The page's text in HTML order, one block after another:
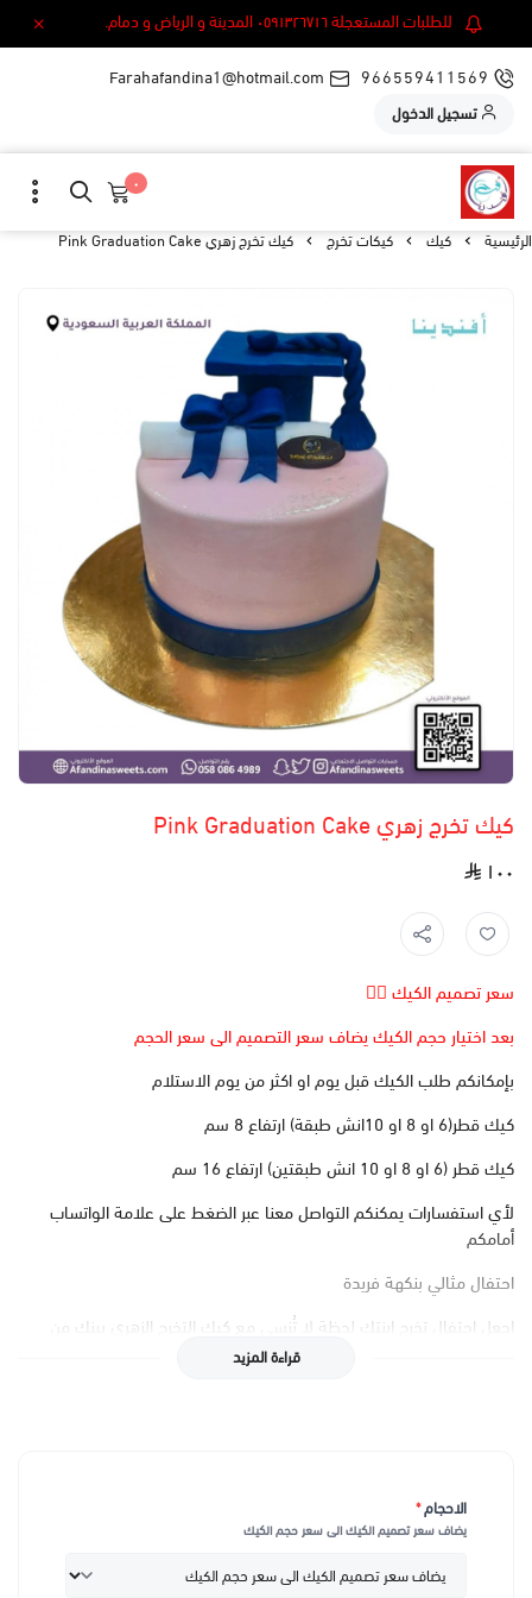
للطلبات المستعجلة ٠٥٩١٣٢٦٧١٦ المدينة و الرياض و دمام.
966559411569
Farahafandina1@hotmail.com
تسجيل الدخول
٠
الرئيسية كيك كيكات تخرج كيك تخرج زهري Pink Graduation Cake
كيك تخرج زهري Pink Graduation Cake
١٠٠
سعر تصميم الكيك 👆🏻
بعد اختيار حجم الكيك يضاف سعر التصميم الى سعر الحجم
بإمكانكم طلب الكيك قبل يوم او اكثر من يوم الاستلام
كيك قطر(6 او 8 او 10انش طبقة) ارتفاع 8 سم
كيك قطر (6 او 8 او 10 انش طبقتين) ارتفاع 16 سم
لأي استفسارات يمكنكم التواصل معنا عبر الضغط على علامة الواتساب
أمامكم
احتفال مثالي بنكهة فريدة
اجعل احتفال تخرج ابنتك لحظة لا تُنسى مع كيك التخرج الزهري بينك من
حلويات افندينا. نقدم لك كيك مصنوع بأجود المكونات الطبيعية، مغطى
في أي احتفال. يتميز بتصميم أنيق يتضمن تفاصيل دقيقة كقبعات التخرج
وألوان وردية ناعمة، مما يجعله مثالياً للاحتفالات الخاصة بالفتيات. كل
قطعة كيك مزينة بحب وعناية لتعكس الجمال والاحتفال بنجاح الغاليين.
قراءة المزيد
الاحجام*
يضاف سعر تصميم الكيك الى سعر حجم الكيك